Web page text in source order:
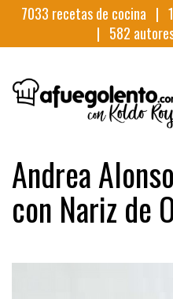
7033 recetas de cocina |
| 582
Andrea
con Nariz de